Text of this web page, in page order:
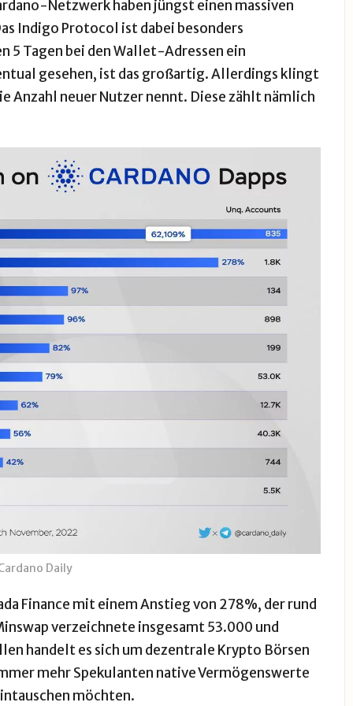
Netzwerk haben jüngst einen massiven
Indigo Protocol ist dabei besonders
5 Tagen bei den Wallet-Adressen ein
gesehen, ist das großartig. Allerdings klingt
Anzahl neuer Nutzer nennt. Diese zählt nämlich
Daily
Finance mit einem Anstieg von 278%, der rund
verzeichnete insgesamt 53.000 und
handelt es sich um dezentrale Krypto Börsen
mehr Spekulanten native Vermögenswerte
möchten.